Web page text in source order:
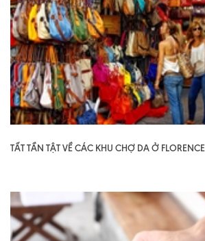
TẤT TẦN TẬT VỀ CÁC KHU CHỢ DA Ở FLORENCE